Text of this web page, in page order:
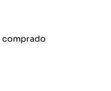
comprado